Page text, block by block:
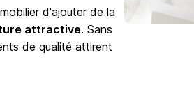
d'ajouter de la
attractive. Sans
de qualité attirent